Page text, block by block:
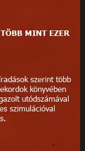
MINT EZER
szerint több
könyvében
utódszámával
szimulációval